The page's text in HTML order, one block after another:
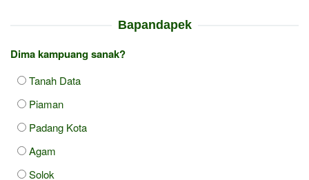
Bapandapek
Dima kampuang sanak?
Tanah Data
Piaman
Padang Kota
Agam
Solok